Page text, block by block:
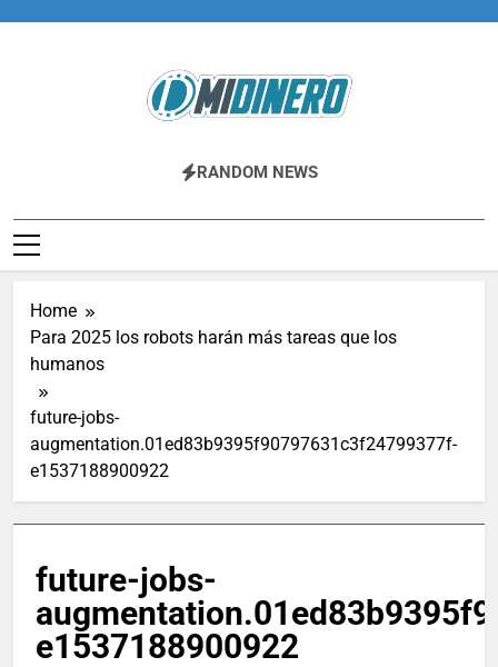
Midinero.co
Fintech, Criptomonedas
RANDOM NEWS
Home
Para 2025 los robots harán más tareas que los
humanos
future-jobs-
augmentation.01ed83b9395f90797631c3f24799377f-
e1537188900922
future-jobs-
e1537188900922